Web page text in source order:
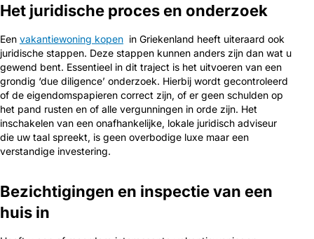
Het juridische proces en onderzoek
Een vakantiewoning kopen in Griekenland heeft uiteraard ook
juridische stappen. Deze stappen kunnen anders zijn dan wat u
gewend bent. Essentieel in dit traject is het uitvoeren van een
grondig ‘due diligence’ onderzoek. Hierbij wordt gecontroleerd
of de eigendomspapieren correct zijn, of er geen schulden op
het pand rusten en of alle vergunningen in orde zijn. Het
inschakelen van een onafhankelijke, lokale juridisch adviseur
die uw taal spreekt, is geen overbodige luxe maar een
verstandige investering.
Bezichtigingen en inspectie van een
huis in